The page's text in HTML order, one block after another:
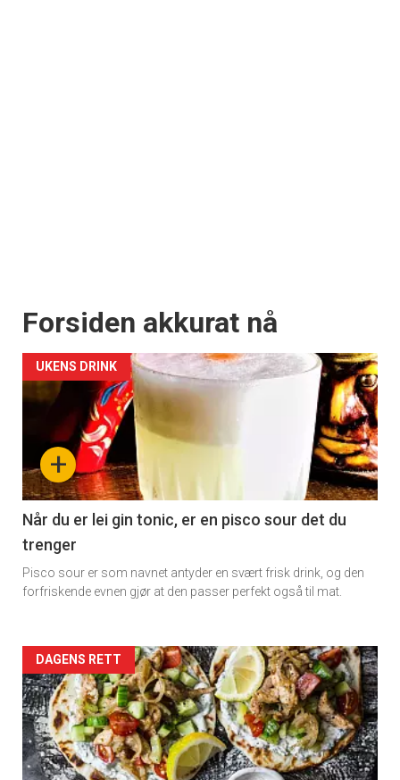
Forsiden akkurat nå
+
UKENS DRINK
Når du er lei gin tonic, er en pisco sour det du
trenger
Pisco sour er som navnet antyder en svært frisk drink, og den
forfriskende evnen gjør at den passer perfekt også til mat.
Forsiden
akkurat
nå
DAGENS RETT